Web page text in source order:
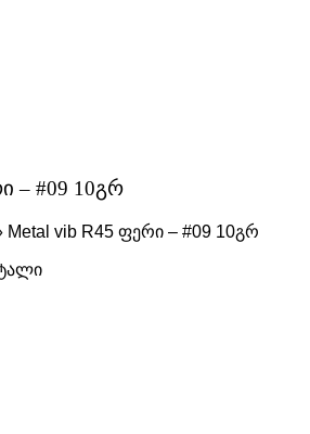
– #09 10გრ
Metal vib R45 ფერი – #09 10გრ